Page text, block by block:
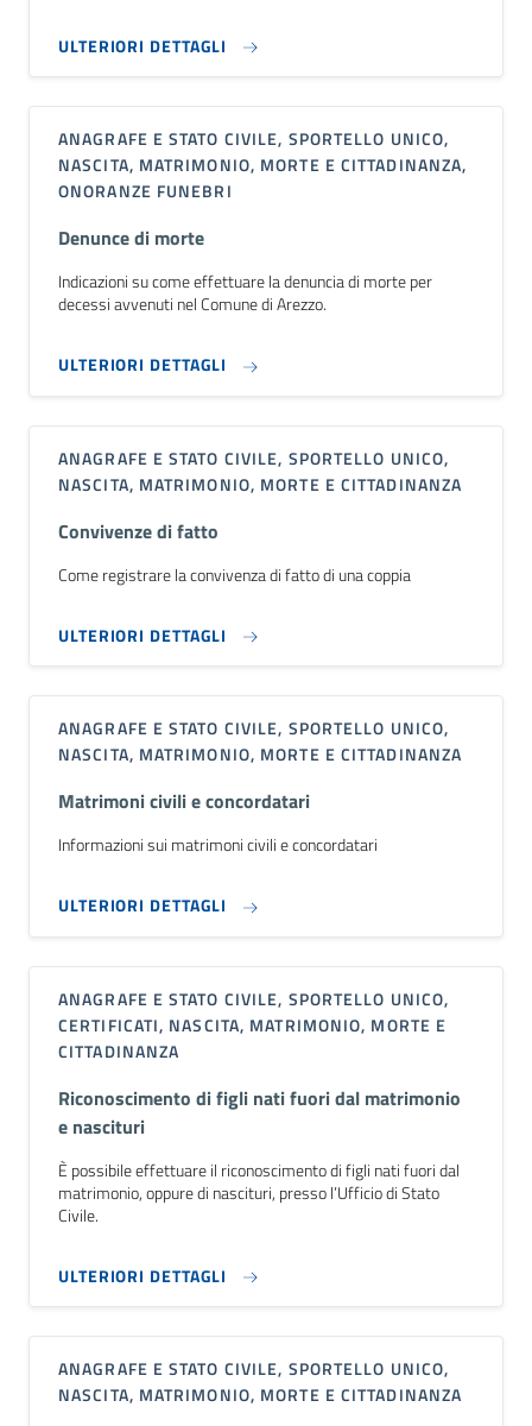
ULTERIORI DETTAGLI
ANAGRAFE E STATO CIVILE, SPORTELLO UNICO,
NASCITA, MATRIMONIO, MORTE E CITTADINANZA,
ONORANZE FUNEBRI
Denunce di morte
Indicazioni su come effettuare la denuncia di morte per
decessi avvenuti nel Comune di Arezzo.
ULTERIORI DETTAGLI
ANAGRAFE E STATO CIVILE, SPORTELLO UNICO,
NASCITA, MATRIMONIO, MORTE E CITTADINANZA
Convivenze di fatto
Come registrare la convivenza di fatto di una coppia
ULTERIORI DETTAGLI
ANAGRAFE E STATO CIVILE, SPORTELLO UNICO,
NASCITA, MATRIMONIO, MORTE E CITTADINANZA
Matrimoni civili e concordatari
Informazioni sui matrimoni civili e concordatari
ULTERIORI DETTAGLI
ANAGRAFE E STATO CIVILE, SPORTELLO UNICO,
CERTIFICATI, NASCITA, MATRIMONIO, MORTE E
CITTADINANZA
Riconoscimento di figli nati fuori dal matrimonio
e nascituri
È possibile effettuare il riconoscimento di figli nati fuori dal
matrimonio, oppure di nascituri, presso l’Ufficio di Stato
Civile.
ULTERIORI DETTAGLI
ANAGRAFE E STATO CIVILE, SPORTELLO UNICO,
NASCITA, MATRIMONIO, MORTE E CITTADINANZA